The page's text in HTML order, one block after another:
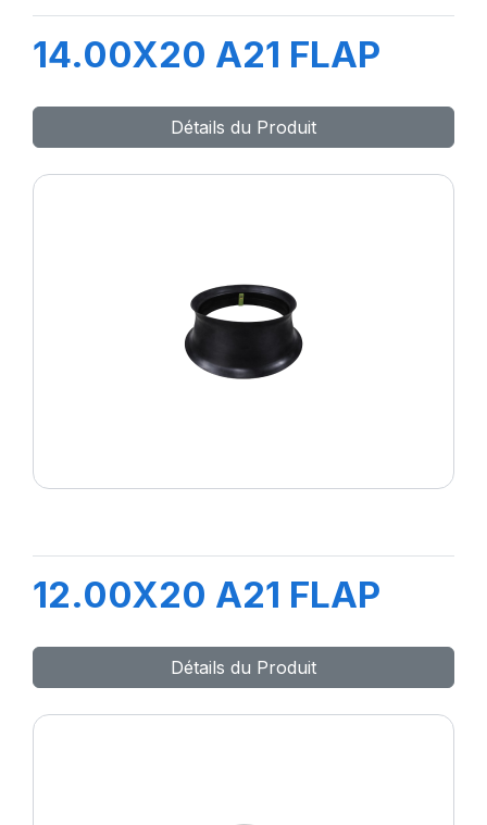
14.00X20 A21 FLAP
Détails du Produit
12.00X20 A21 FLAP
Détails du Produit